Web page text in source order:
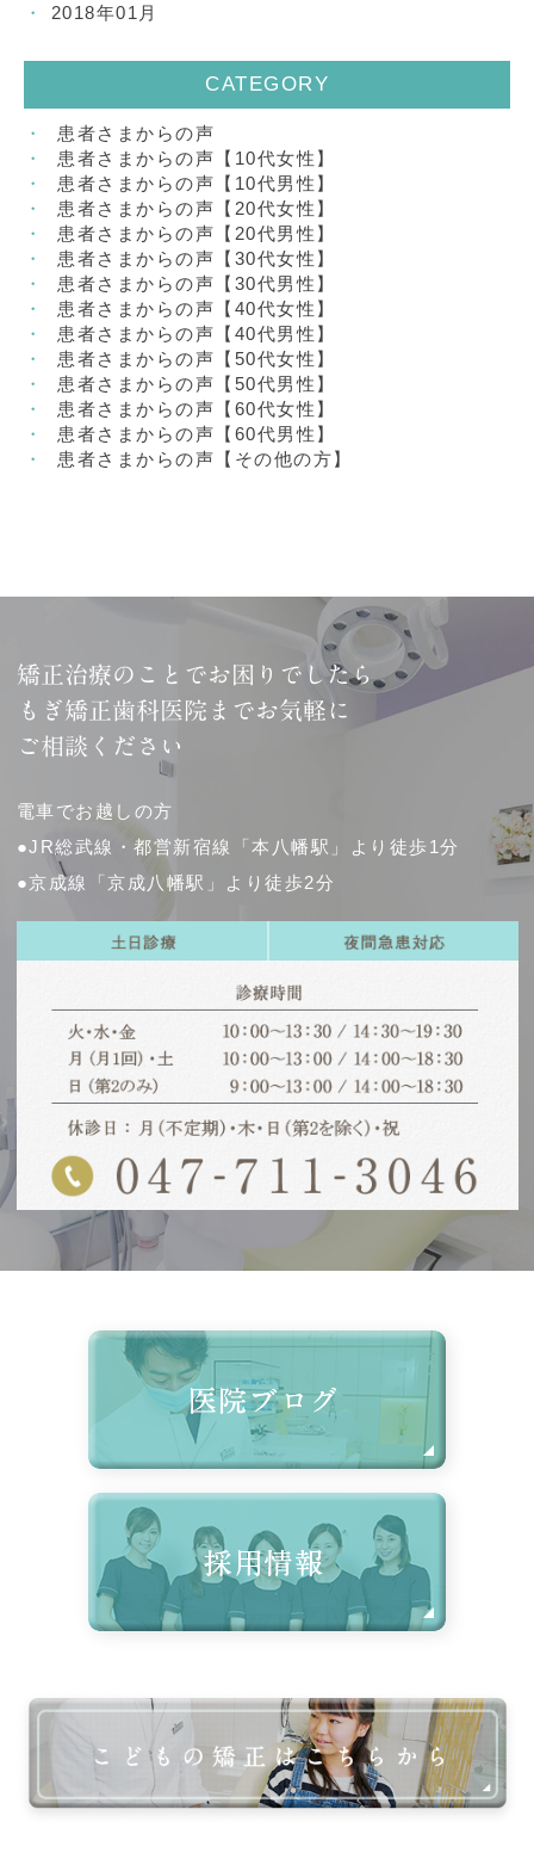
2018年01月
CATEGORY
患者さまからの声
患者さまからの声【10代女性】
患者さまからの声【10代男性】
患者さまからの声【20代女性】
患者さまからの声【20代男性】
患者さまからの声【30代女性】
患者さまからの声【30代男性】
患者さまからの声【40代女性】
患者さまからの声【40代男性】
患者さまからの声【50代女性】
患者さまからの声【50代男性】
患者さまからの声【60代女性】
患者さまからの声【60代男性】
患者さまからの声【その他の方】
矯正治療のことでお困りでしたら
もぎ矯正歯科医院までお気軽に
ご相談ください
電車でお越しの方
●JR総武線・都営新宿線「本八幡駅」より徒歩1分
●京成線「京成八幡駅」より徒歩2分